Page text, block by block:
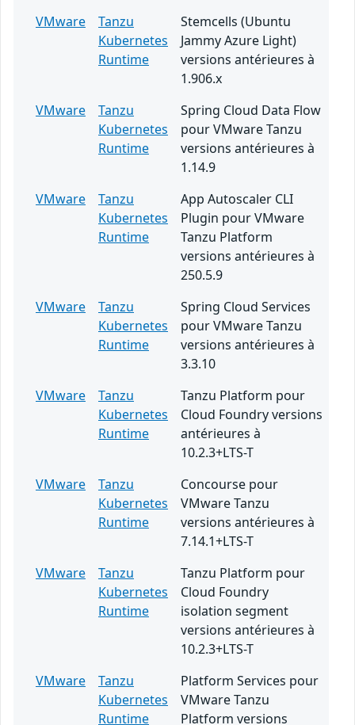
VMware
Tanzu
Kubernetes
Runtime
Stemcells (Ubuntu
Jammy Azure Light)
versions antérieures à
1.906.x
VMware
Tanzu
Kubernetes
Runtime
Spring Cloud Data Flow
pour VMware Tanzu
versions antérieures à
1.14.9
VMware
Tanzu
Kubernetes
Runtime
App Autoscaler CLI
Plugin pour VMware
Tanzu Platform
versions antérieures à
250.5.9
VMware
Tanzu
Kubernetes
Runtime
Spring Cloud Services
pour VMware Tanzu
versions antérieures à
3.3.10
VMware
Tanzu
Kubernetes
Runtime
Tanzu Platform pour
Cloud Foundry versions
antérieures à
10.2.3+LTS-T
VMware
Tanzu
Kubernetes
Runtime
Concourse pour
VMware Tanzu
versions antérieures à
7.14.1+LTS-T
VMware
Tanzu
Kubernetes
Runtime
Tanzu Platform pour
Cloud Foundry
isolation segment
versions antérieures à
10.2.3+LTS-T
VMware
Tanzu
Kubernetes
Runtime
Platform Services pour
VMware Tanzu
Platform versions